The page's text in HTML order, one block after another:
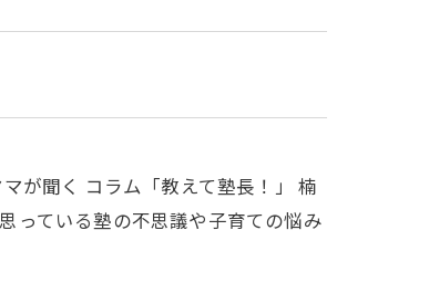
が聞く コラム「教えて塾長！」 楠
っている塾の不思議や子育ての悩み